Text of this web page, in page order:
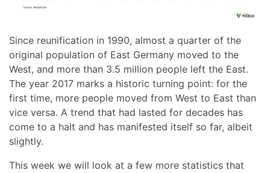
Since reunification in 1990, almost a quarter of the
original population of East Germany moved to the
West, and more than 3.5 million people left the East.
The year 2017 marks a historic turning point: for the
first time, more people moved from West to East than
vice versa. A trend that had lasted for decades has
come to a halt and has manifested itself so far, albeit
slightly.
This week we will look at a few more statistics that